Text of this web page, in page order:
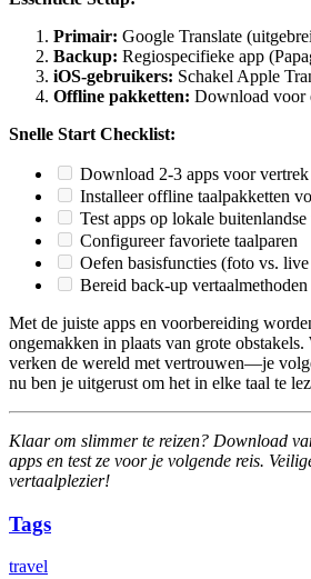
Primair: Google Translate
Backup: Regiospecifieke app
iOS-gebruikers: Schakel Apple
Offline pakketten: Download voor
Snelle Start Checklist:
Download 2-3 apps voor vertrek
Installeer offline taalpakketten
Test apps op lokale buitenlandse
Configureer favoriete taalparen
Oefen basisfuncties (foto vs.
Bereid back-up
Met de juiste apps en voorbereiding
ongemakken in plaats van grote obstakels.
verken de wereld met vertrouwen—je
nu ben je uitgerust om het in elke taal te
Klaar om slimmer te reizen? Download
apps en test ze voor je volgende reis.
vertaalplezier!
Tags
travel